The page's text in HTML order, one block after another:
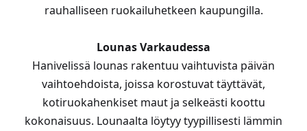
rauhalliseen ruokailuhetkeen kaupungilla.
Lounas Varkaudessa
Hanivelissä lounas rakentuu vaihtuvista päivän
vaihtoehdoista, joissa korostuvat täyttävät,
kotiruokahenkiset maut ja selkeästi koottu
kokonaisuus. Lounaalta löytyy tyypillisesti lämmin